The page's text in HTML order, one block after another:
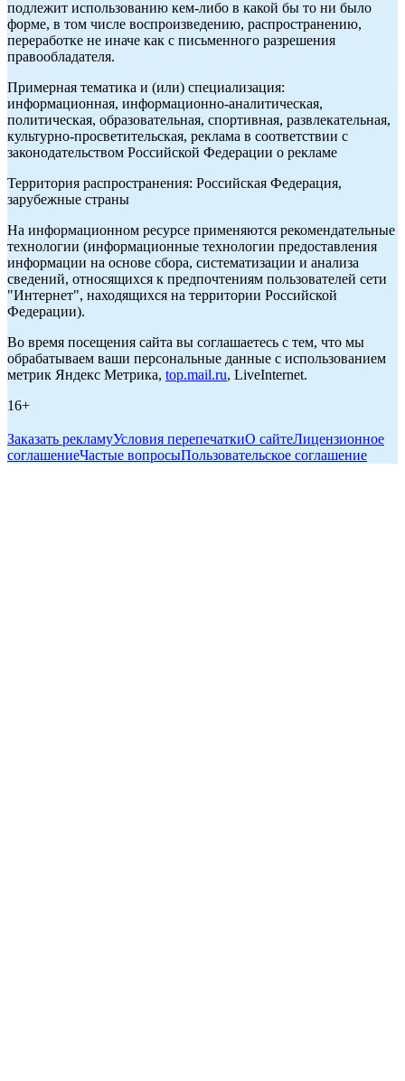
подлежит использованию кем-либо в какой бы то ни было
форме, в том числе воспроизведению, распространению,
переработке не иначе как с письменного разрешения
правообладателя.
Примерная тематика и (или) специализация:
информационная, информационно-аналитическая,
политическая, образовательная, спортивная, развлекательная,
культурно-просветительская, реклама в соответствии с
законодательством Российской Федерации о рекламе
Территория распространения: Российская Федерация,
зарубежные страны
На информационном ресурсе применяются рекомендательные
технологии (информационные технологии предоставления
информации на основе сбора, систематизации и анализа
сведений, относящихся к предпочтениям пользователей сети
"Интернет", находящихся на территории Российской
Федерации).
Во время посещения сайта вы соглашаетесь с тем, что мы
обрабатываем ваши персональные данные с использованием
метрик Яндекс Метрика, top.mail.ru, LiveInternet.
16+
Заказать рекламуУсловия перепечаткиО сайтеЛицензионное
соглашениеЧастые вопросыПользовательское соглашение